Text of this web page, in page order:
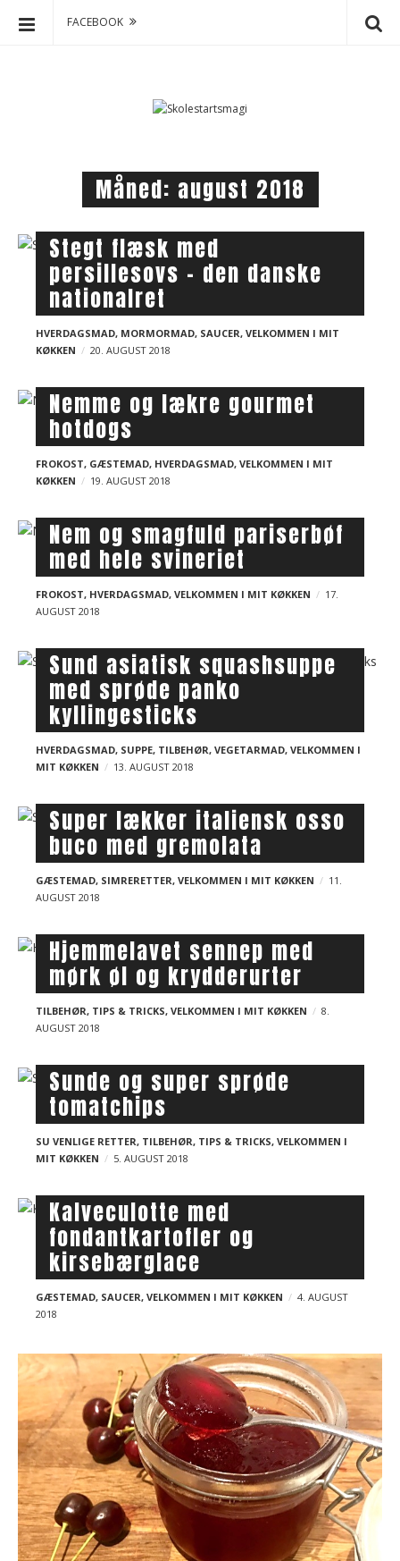
FACEBOOK
Måned: august 2018
Stegt flæsk med
persillesovs – den danske
nationalret
HVERDAGSMAD, MORMORMAD, SAUCER, VELKOMMEN I MIT
KØKKEN
20. AUGUST 2018
Nemme og lækre gourmet
hotdogs
FROKOST, GÆSTEMAD, HVERDAGSMAD, VELKOMMEN I MIT
KØKKEN
19. AUGUST 2018
Nem og smagfuld pariserbøf
med hele svineriet
FROKOST, HVERDAGSMAD, VELKOMMEN I MIT KØKKEN
17.
AUGUST 2018
Sund asiatisk squashsuppe
med sprøde panko
kyllingesticks
HVERDAGSMAD, SUPPE, TILBEHØR, VEGETARMAD, VELKOMMEN I
MIT KØKKEN
13. AUGUST 2018
Super lækker italiensk osso
buco med gremolata
GÆSTEMAD, SIMRERETTER, VELKOMMEN I MIT KØKKEN
11.
AUGUST 2018
Hjemmelavet sennep med
mørk øl og krydderurter
TILBEHØR, TIPS & TRICKS, VELKOMMEN I MIT KØKKEN
8.
AUGUST 2018
Sunde og super sprøde
tomatchips
SU VENLIGE RETTER, TILBEHØR, TIPS & TRICKS, VELKOMMEN I
MIT KØKKEN
5. AUGUST 2018
Kalveculotte med
fondantkartofler og
kirsebærglace
GÆSTEMAD, SAUCER, VELKOMMEN I MIT KØKKEN
4. AUGUST
2018